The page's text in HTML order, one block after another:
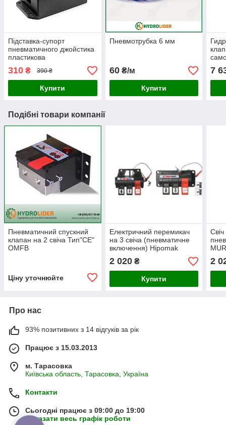
Підставка-супорт
пневматичного джойстика
пластикова
310 ₴ 390 ₴
Купити
Пневмотрубка 6 мм
60₴/м
Купити
7
Подібні товари компанії
Пневматичний спускний
клапан на 2 свіча Тип"CE"
OMFB
Ціну уточнюйте
Електричний перемикач
на 3 свіча (пневматичне
включення) Hipomak
2 020₴
Купити
2
Про нас
93% позитивних з 14 відгуків за рік
Працює з 15.03.2013
м. Тарасовка
Київська область, Тарасовка, Україна
Контакти
Сьогодні працює з 09:00 до 19:00
Показати весь графік роботи